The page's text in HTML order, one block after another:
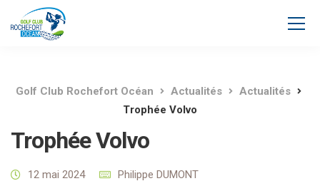
Golf Club Rochefort Océan Actualités
Actualités
Trophée Volvo
Trophée Volvo
12 mai 2024
Philippe DUMONT